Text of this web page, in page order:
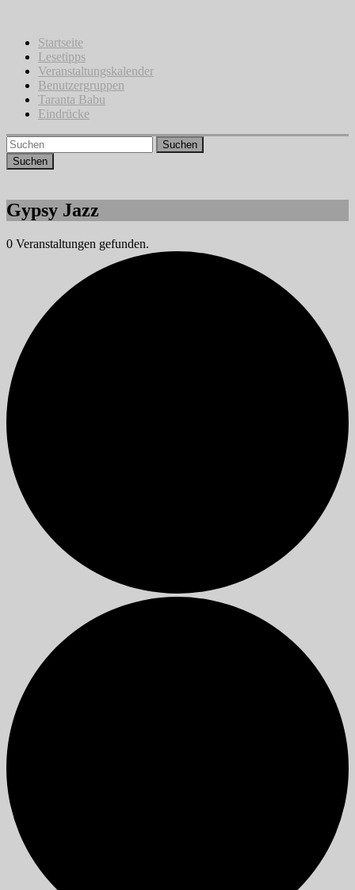
springenStartseite
Lesetipps
Veranstaltungskalender
Benutzergruppen
Taranta Babu
Eindrücke
Suchen
Gypsy Jazz
0 Veranstaltungen gefunden.